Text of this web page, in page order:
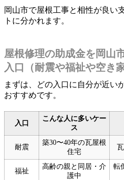
岡山市で屋根工事と相性が良い
トに分かれます。
屋根修理の助成金を岡山
入口（耐震や福祉や空き
まずは、どの入口に自分が近い
おすすめです。
入口
こんな人に多いケー
ス
耐震
築30〜40年の瓦屋根
住宅
福祉
高齢の親と同居・介
護中
転